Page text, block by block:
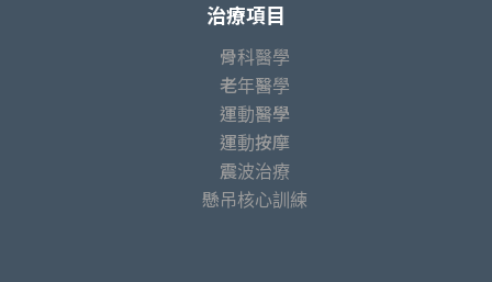
治療項目
骨科醫學
老年醫學
運動醫學
運動按摩
震波治療
懸吊核心訓練